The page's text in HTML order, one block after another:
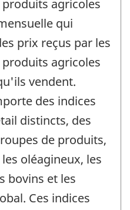
agricoles
qui
prix reçus par les
agricoles
vendent.
des indices
distincts, des
de produits,
oléagineux, les
bovins et les
Ces indices